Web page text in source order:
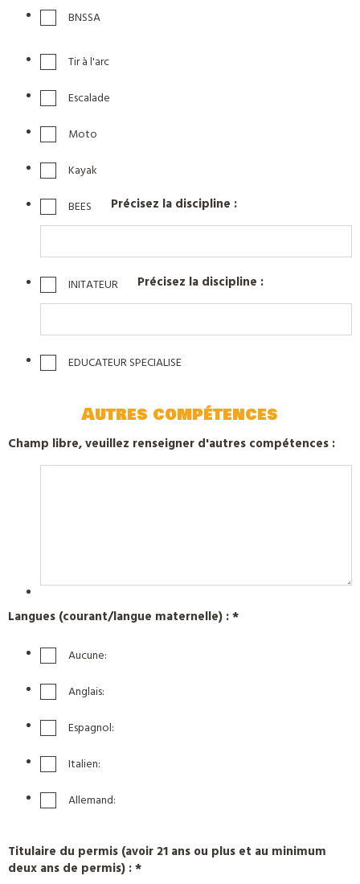
BNSSA
Tir à l'arc
Escalade
Moto
Kayak
BEES
Précisez la discipline :
INITATEUR Précisez la discipline :
EDUCATEUR SPECIALISE
Autres compétences
Champ libre, veuillez renseigner d'autres compétences :
Langues (courant/langue maternelle) : *
Aucune:
Anglais:
Espagnol:
Italien:
Allemand:
Titulaire du permis (avoir 21 ans ou plus et au minimum
deux ans de permis) : *